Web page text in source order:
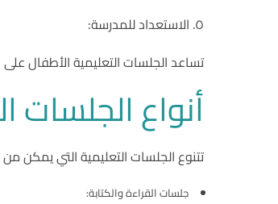
٥. الاستعداد للمدرسة:
تساعد الجلسات التعليمية الأطفال
أنواع الجلسات
تتنوع الجلسات التعليمية التي يمكن
جلسات القراءة والكتابة: